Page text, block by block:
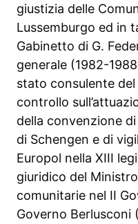
giustizia delle
Lussemburgo ed in
Gabinetto di G.
generale (1982-
stato consulente
controllo
della convenzione
di Schengen e di
Europol nella XIII
giuridico del
comunitarie nel II
Governo Berlusconi